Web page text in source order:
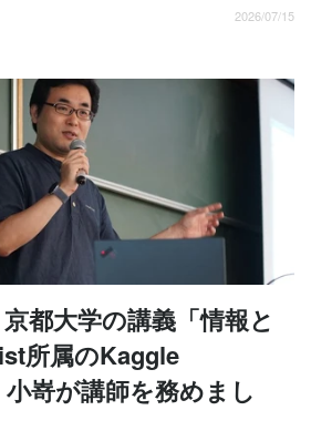
2026/07/15
都大学の講義「情報と
所属のKaggle
嵜が講師を務めまし